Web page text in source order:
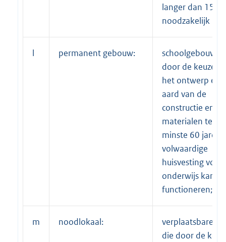
langer dan 15
noodzakelijk is;
l permanent gebouw:
schoolgebouw
door de keuze
het ontwerp en
aard van de
constructie en
materialen ten
minste 60 jaren
volwaardige
huisvesting voor
onderwijs kan
functioneren;
m noodlokaal:
verplaatsbare
die door de